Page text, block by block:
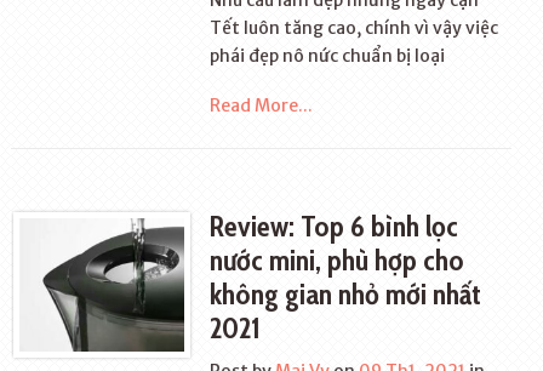
Tết luôn tăng cao, chính vì vậy việc
phái đẹp nô nức chuẩn bị loại
Read More...
Review: Top 6 bình lọc
nước mini, phù hợp cho
không gian nhỏ mới nhất
2021